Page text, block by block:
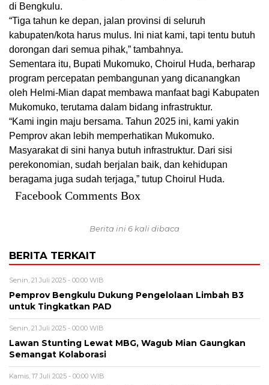
di Bengkulu.
“Tiga tahun ke depan, jalan provinsi di seluruh
kabupaten/kota harus mulus. Ini niat kami, tapi tentu butuh
dorongan dari semua pihak,” tambahnya.
Sementara itu, Bupati Mukomuko, Choirul Huda, berharap
program percepatan pembangunan yang dicanangkan
oleh Helmi-Mian dapat membawa manfaat bagi Kabupaten
Mukomuko, terutama dalam bidang infrastruktur.
“Kami ingin maju bersama. Tahun 2025 ini, kami yakin
Pemprov akan lebih memperhatikan Mukomuko.
Masyarakat di sini hanya butuh infrastruktur. Dari sisi
perekonomian, sudah berjalan baik, dan kehidupan
beragama juga sudah terjaga,” tutup Choirul Huda.
Facebook Comments Box
Berita ini 6 kali dibaca
BERITA TERKAIT
Senin, 21 Juli 2025 - 00:00 WIB
Pemprov Bengkulu Dukung Pengelolaan Limbah B3
untuk Tingkatkan PAD
Senin, 21 Juli 2025 - 00:00 WIB
Lawan Stunting Lewat MBG, Wagub Mian Gaungkan
Semangat Kolaborasi
Kamis, 17 Juli 2025 - 00:00 WIB